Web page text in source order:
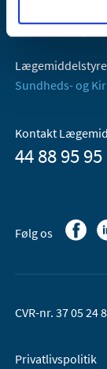
2300 København
Sundheds- og
Kontakt
44 88 95
Følg os
CVR-nr. 37 05 24
Privatlivspolitik